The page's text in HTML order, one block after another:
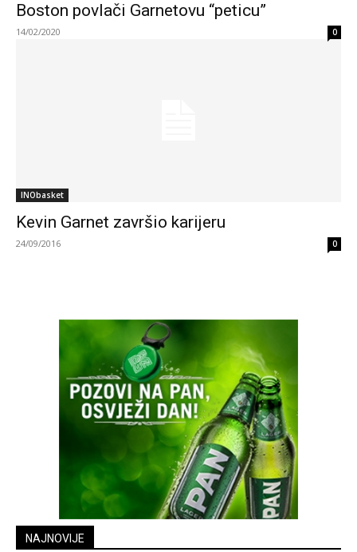
Boston povlači Garnetovu “peticu”
14/02/2020 0
INObasket
Kevin Garnet završio karijeru
24/09/2016 0
NAJNOVIJE